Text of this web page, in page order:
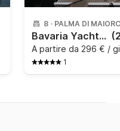
8 · PALMA DI
Bavaria Yachtbau - Bavaria Cruiser 46 - 4 cab.
A partire da 296 € /
1